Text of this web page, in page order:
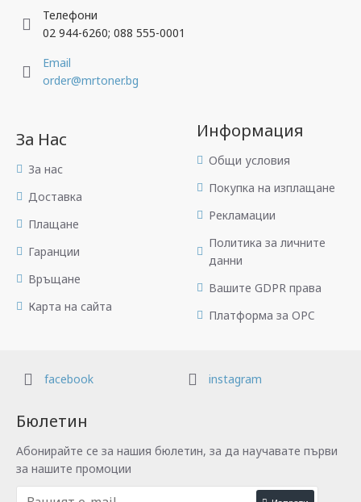
Телефони
02 944-6260; 088 555-0001
Email
order@mrtoner.bg
За Нас
За нас
Доставка
Плащане
Гаранции
Връщане
Карта на сайта
Информация
Общи условия
Покупка на изплащане
Рекламации
Политика за личните
данни
Вашите GDPR права
Платформа за OPC
facebook instagram
Бюлетин
Абонирайте се за нашия бюлетин, за да научавате първи
за нашите промоции